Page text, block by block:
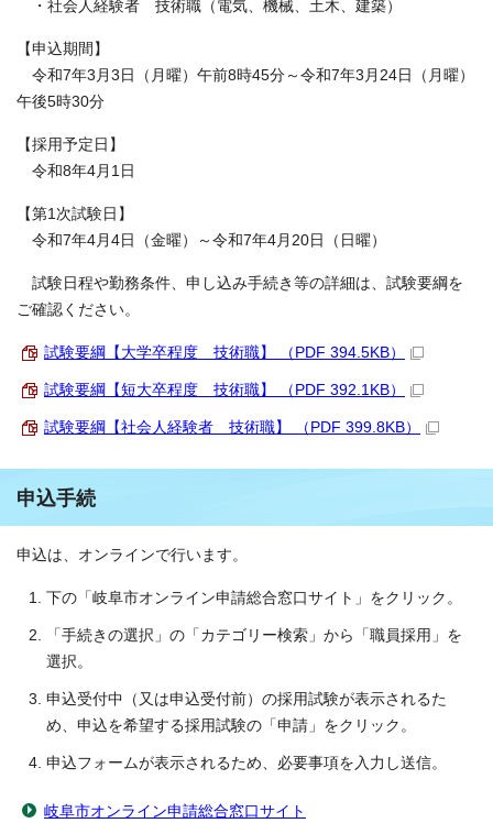
・社会人経験者 技術職（電気、機械、土木、建築）
【申込期間】
令和7年3月3日（月曜）午前8時45分～令和7年3月24日（月曜）
午後5時30分
【採用予定日】
令和8年4月1日
【第1次試験日】
令和7年4月4日（金曜）～令和7年4月20日（日曜）
試験日程や勤務条件、申し込み手続き等の詳細は、試験要綱を
ご確認ください。
試験要綱【大学卒程度 技術職】 （PDF 394.5KB）
試験要綱【短大卒程度 技術職】 （PDF 392.1KB）
試験要綱【社会人経験者 技術職】 （PDF 399.8KB）
申込手続
申込は、オンラインで行います。
下の「岐阜市オンライン申請総合窓口サイト」をクリック。
「手続きの選択」の「カテゴリー検索」から「職員採用」を
選択。
申込受付中（又は申込受付前）の採用試験が表示されるた
め、申込を希望する採用試験の「申請」をクリック。
申込フォームが表示されるため、必要事項を入力し送信。
岐阜市オンライン申請総合窓口サイト